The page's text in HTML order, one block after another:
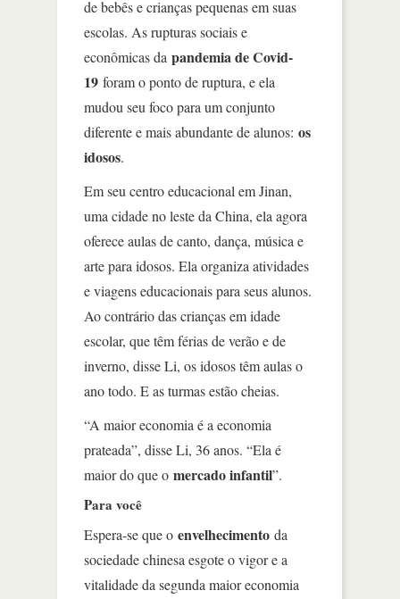
de bebês e crianças pequenas em suas
escolas. As rupturas sociais e
econômicas da pandemia de Covid-
19 foram o ponto de ruptura, e ela
mudou seu foco para um conjunto
diferente e mais abundante de alunos: os
idosos.
Em seu centro educacional em Jinan,
uma cidade no leste da China, ela agora
oferece aulas de canto, dança, música e
arte para idosos. Ela organiza atividades
e viagens educacionais para seus alunos.
Ao contrário das crianças em idade
escolar, que têm férias de verão e de
inverno, disse Li, os idosos têm aulas o
ano todo. E as turmas estão cheias.
“A maior economia é a economia
prateada”, disse Li, 36 anos. “Ela é
maior do que o mercado infantil”.
Para você
Espera-se que o envelhecimento da
sociedade chinesa esgote o vigor e a
vitalidade da segunda maior economia